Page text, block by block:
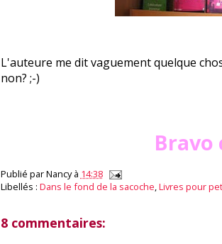
L'auteure me dit vaguement quelque
non? ;-)
Bravo
Publié parNancy à 14:38
Libellés : Dans le fond de la sacoche,Livres pour
8 commentaires: